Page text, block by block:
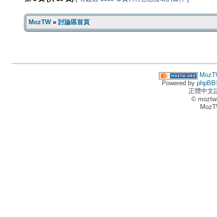
MozTW» 討論區首頁
Powered by phpBB
正體中文
©